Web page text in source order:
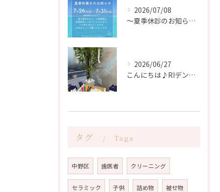
2026/07/08
〜夏季休診のお知らせ〜
2026/06/27
こんにちは♪RIデンタルクリニック中野です🦷
タグ Tags
中野区 歯医者 クリーニング
セラミック 子供 詰め物 被せ物